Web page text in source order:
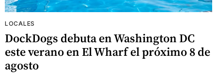
LOCALES
DockDogs debuta en Washington DC
este verano en El Wharf el próximo 8 de
agosto